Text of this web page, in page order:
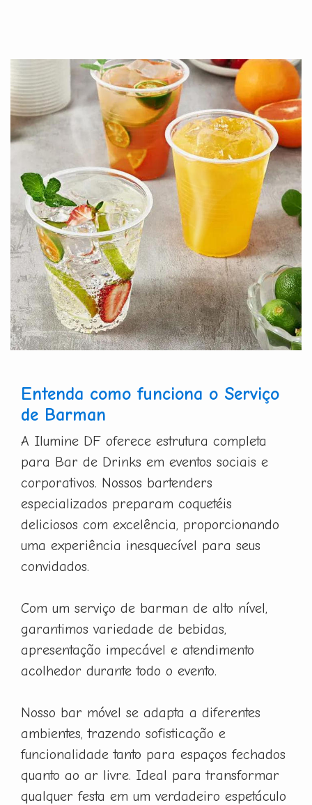
Entenda como funciona o Serviço
de Barman
A Ilumine DF oferece estrutura completa
para Bar de Drinks em eventos sociais e
corporativos. Nossos bartenders
especializados preparam coquetéis
deliciosos com excelência, proporcionando
uma experiência inesquecível para seus
convidados.
Com um serviço de barman de alto nível,
garantimos variedade de bebidas,
apresentação impecável e atendimento
acolhedor durante todo o evento.
Nosso bar móvel se adapta a diferentes
ambientes, trazendo sofisticação e
funcionalidade tanto para espaços fechados
quanto ao ar livre. Ideal para transformar
qualquer festa em um verdadeiro espetáculo